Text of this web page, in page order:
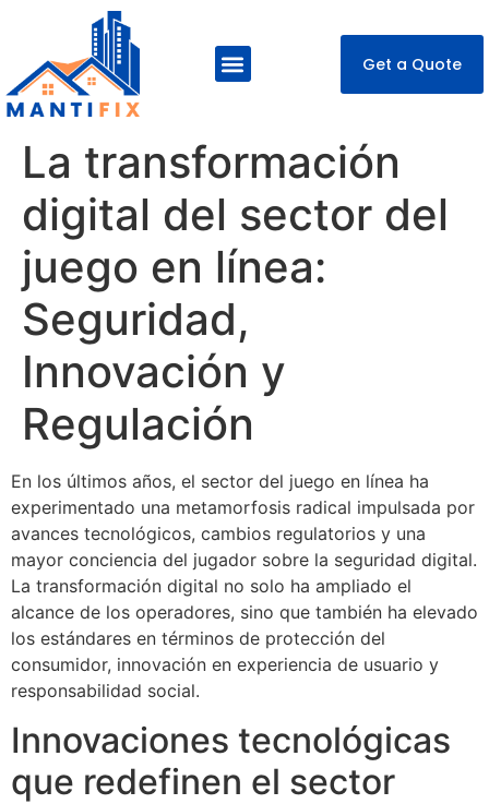
Get a Quote
La transformación
digital del sector del
juego en línea:
Seguridad,
Innovación y
Regulación
En los últimos años, el sector del juego en línea ha
experimentado una metamorfosis radical impulsada por
avances tecnológicos, cambios regulatorios y una
mayor conciencia del jugador sobre la seguridad digital.
La transformación digital no solo ha ampliado el
alcance de los operadores, sino que también ha elevado
los estándares en términos de protección del
consumidor, innovación en experiencia de usuario y
responsabilidad social.
Innovaciones tecnológicas
que redefinen el sector